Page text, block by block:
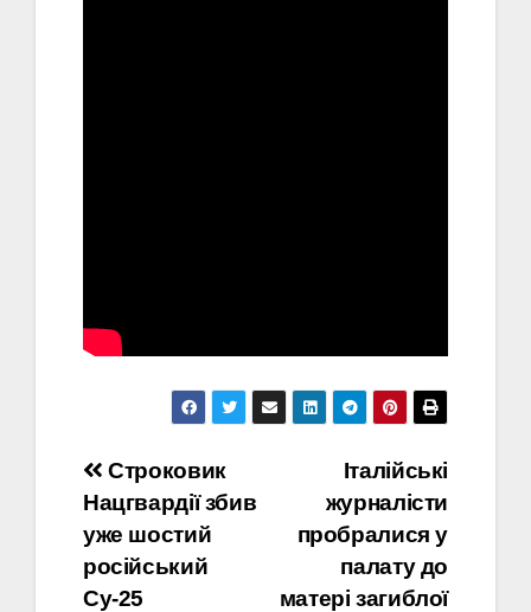
Навігація
записів
Італійські
журналісти
пробралися у
палату до
матері загиблої
Строковик
Нацгвардії збив
уже шостий
російський
Су-25